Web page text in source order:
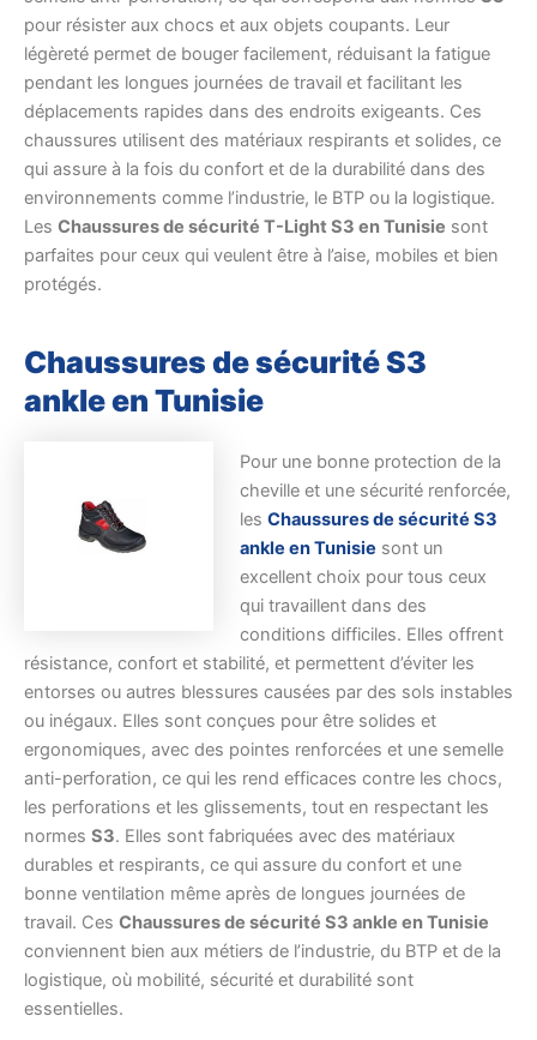
pour résister aux chocs et aux objets coupants. Leur
légèreté permet de bouger facilement, réduisant la fatigue
pendant les longues journées de travail et facilitant les
déplacements rapides dans des endroits exigeants. Ces
chaussures utilisent des matériaux respirants et solides, ce
qui assure à la fois du confort et de la durabilité dans des
environnements comme l’industrie, le BTP ou la logistique.
Les Chaussures de sécurité T-Light S3 en Tunisie sont
parfaites pour ceux qui veulent être à l’aise, mobiles et bien
protégés.
Chaussures de sécurité S3
ankle en Tunisie
Pour une bonne protection de la
cheville et une sécurité renforcée,
les Chaussures de sécurité S3
ankle en Tunisie sont un
excellent choix pour tous ceux
qui travaillent dans des
conditions difficiles. Elles offrent
résistance, confort et stabilité, et permettent d’éviter les
entorses ou autres blessures causées par des sols instables
ou inégaux. Elles sont conçues pour être solides et
ergonomiques, avec des pointes renforcées et une semelle
anti-perforation, ce qui les rend efficaces contre les chocs,
les perforations et les glissements, tout en respectant les
normes S3. Elles sont fabriquées avec des matériaux
durables et respirants, ce qui assure du confort et une
bonne ventilation même après de longues journées de
travail. Ces Chaussures de sécurité S3 ankle en Tunisie
conviennent bien aux métiers de l’industrie, du BTP et de la
logistique, où mobilité, sécurité et durabilité sont
essentielles.